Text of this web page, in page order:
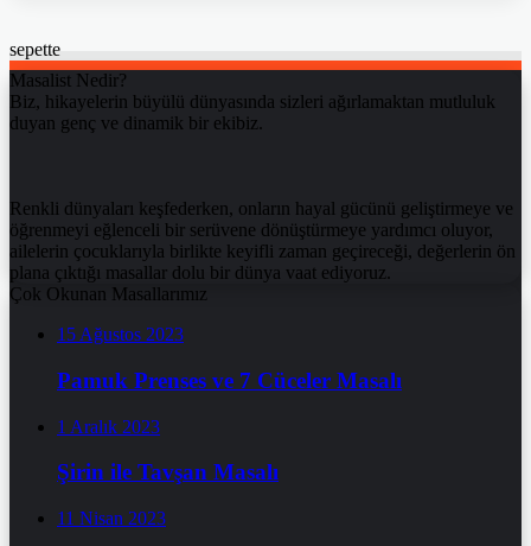
sepette
Masalist Nedir?
Biz, hikayelerin büyülü dünyasında sizleri ağırlamaktan mutluluk
duyan genç ve dinamik bir ekibiz.
Renkli dünyaları keşfederken, onların hayal gücünü geliştirmeye ve
öğrenmeyi eğlenceli bir serüvene dönüştürmeye yardımcı oluyor,
ailelerin çocuklarıyla birlikte keyifli zaman geçireceği, değerlerin ön
plana çıktığı masallar dolu bir dünya vaat ediyoruz.
Çok Okunan Masallarımız
15 Ağustos 2023
Pamuk Prenses ve 7 Cüceler Masalı
1 Aralık 2023
Şirin ile Tavşan Masalı
11 Nisan 2023